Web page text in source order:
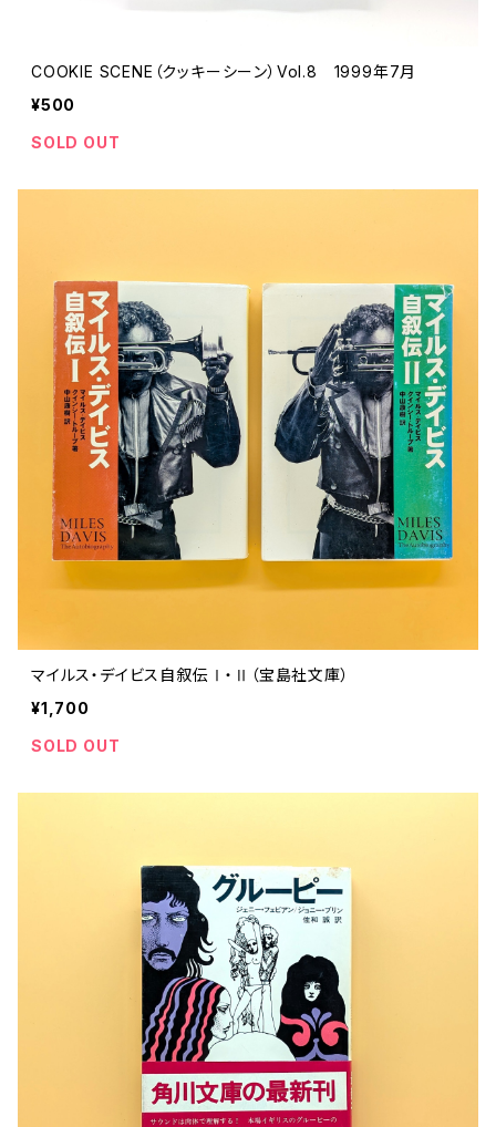
COOKIE SCENE（クッキーシーン）Vol.8 1999年7月
¥500
SOLD OUT
マイルス・デイビス自叙伝Ⅰ・Ⅱ（宝島社文庫）
¥1,700
SOLD OUT